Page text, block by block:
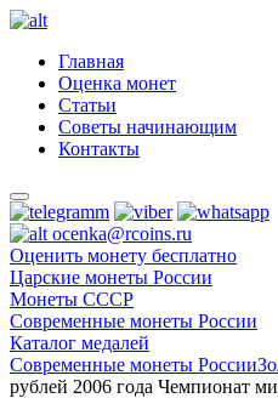
Главная
Оценка монет
Статьи
Советы начинающим
Контакты
ocenka@rcoins.ru
Оценить монету бесплатно
Царские монеты России
Монеты СССР
Современные монеты России
Каталог медалей
Современные монеты России
рублей 2006 года Чемпионат